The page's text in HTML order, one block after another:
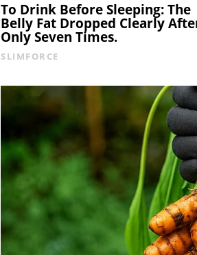
To Drink Before Sleeping: The
Belly Fat Dropped Clearly
Only Seven Times.
SLIMFORCE